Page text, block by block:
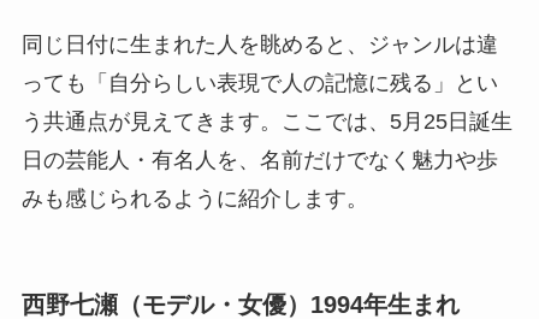
同じ日付に生まれた人を眺めると、ジャンルは違
っても「自分らしい表現で人の記憶に残る」とい
う共通点が見えてきます。ここでは、5月25日誕生
日の芸能人・有名人を、名前だけでなく魅力や歩
みも感じられるように紹介します。
西野七瀬（モデル・女優）1994年生まれ